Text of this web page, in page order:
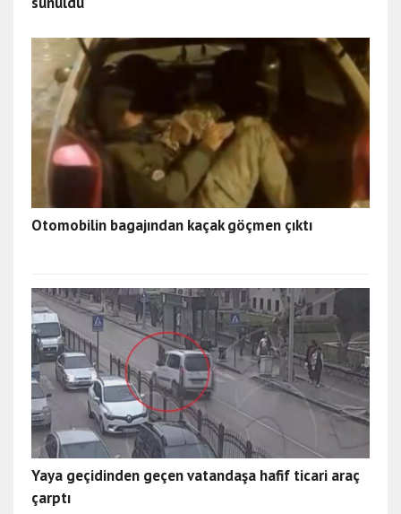
Otomobilin bagajından kaçak göçmen çıktı
Yaya geçidinden geçen vatandaşa hafif ticari araç
çarptı